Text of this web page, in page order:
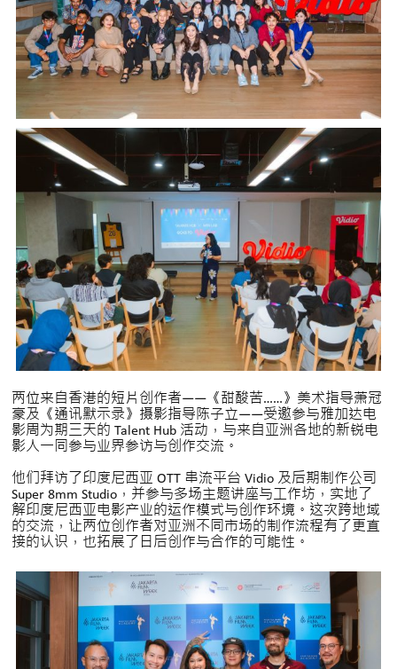
两位来自香港的短片创作者——《甜酸苦……》美术指导萧冠
豪及《通讯默示录》摄影指导陈子立——受邀参与雅加达电
影周为期三天的 Talent Hub 活动，与来自亚洲各地的新锐电
影人一同参与业界参访与创作交流。
他们拜访了印度尼西亚 OTT 串流平台 Vidio 及后期制作公司
Super 8mm Studio，并参与多场主题讲座与工作坊，实地了
解印度尼西亚电影产业的运作模式与创作环境。这次跨地域
的交流，让两位创作者对亚洲不同市场的制作流程有了更直
接的认识，也拓展了日后创作与合作的可能性。